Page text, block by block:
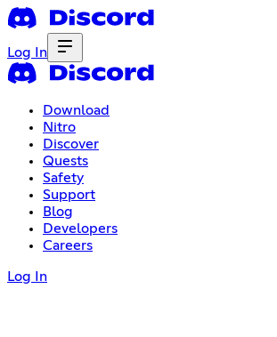
Log In
Download
Nitro
Discover
Quests
Safety
Support
Blog
Developers
Careers
Log In